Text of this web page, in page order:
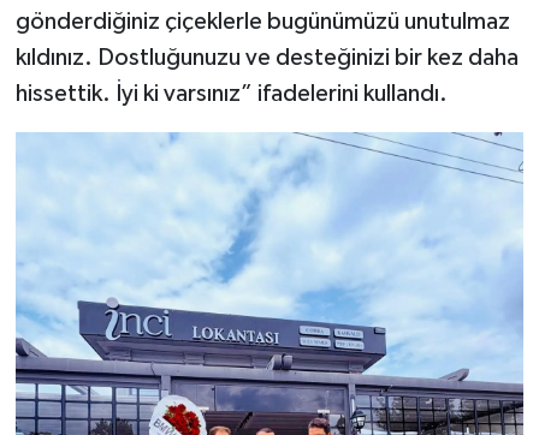
gönderdiğiniz çiçeklerle bugünümüzü unutulmaz
kıldınız. Dostluğunuzu ve desteğinizi bir kez daha
hissettik. İyi ki varsınız” ifadelerini kullandı.